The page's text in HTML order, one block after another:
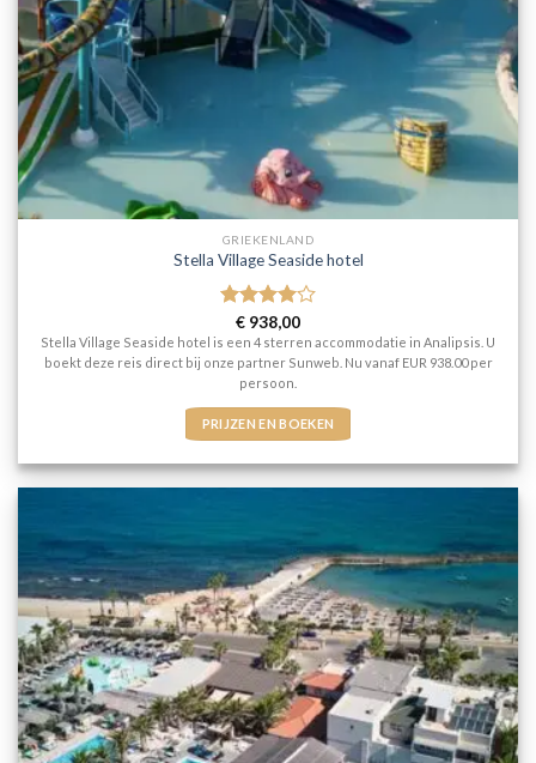
GRIEKENLAND
Stella Village Seaside hotel
Gewaardeerd
4uit 5
€ 938,00
Stella Village Seaside hotel is een 4 sterren accommodatie in Analipsis. U
boekt deze reis direct bij onze partner Sunweb. Nu vanaf EUR 938.00 per
persoon.
PRIJZEN EN BOEKEN